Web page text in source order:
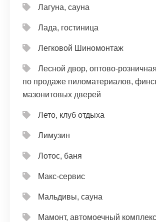
Лагуна, сауна
Лада, гостиница
Легковой Шиномонтаж
Лесной двор, оптово-
по продаже пиломатериалов,
мазонитовых дверей
Лето, клуб отдыха
Лимузин
Лотос, баня
Макс-сервис
Мальдивы, сауна
Мамонт, автомоечный комплекс